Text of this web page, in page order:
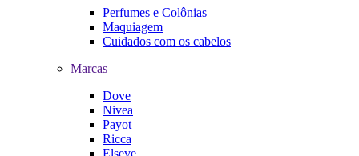
Perfumes e Colônias
Maquiagem
Cuidados com os cabelos
Marcas
Dove
Nivea
Payot
Ricca